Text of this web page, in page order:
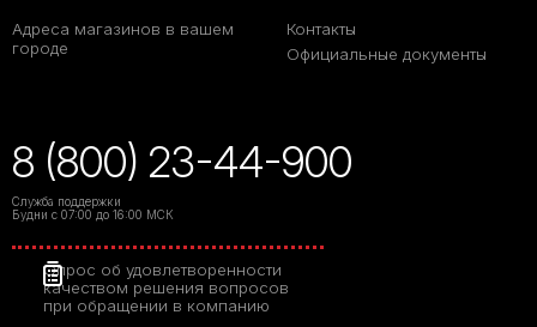
Адреса магазинов в вашем
городе
Контакты
Официальные документы
8 (800) 23-44-900
Служба поддержки
Будни с 07:00 до 16:00 МСК
Опрос об удовлетворенности
качеством решения вопросов
при обращении в компанию